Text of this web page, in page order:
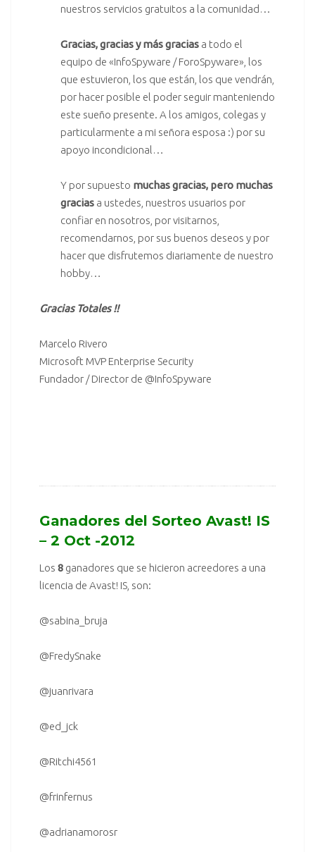
nuestros servicios gratuitos a la comunidad…
Gracias, gracias y más graciasa todo el
equipo de «InfoSpyware / ForoSpyware», los
que estuvieron, los que están, los que vendrán,
por hacer posible el poder seguir manteniendo
este sueño presente. A los amigos, colegas y
particularmente a mi señora esposa :) por su
apoyo incondicional…
Y por supuesto muchas gracias, pero muchas
graciasa ustedes, nuestros usuarios por
confiar en nosotros, por visitarnos,
recomendarnos, por sus buenos deseos y por
hacer que disfrutemos diariamente de nuestro
hobby…
Gracias Totales !!
Marcelo Rivero
Microsoft MVP Enterprise Security
Fundador / Director de @InfoSpyware
Ganadores del Sorteo Avast! IS
– 2 Oct -2012
Los 8ganadores que se hicieron acreedores a una
licencia de Avast! IS, son:
@sabina_bruja
@FredySnake
@juanrivara
@ed_jck
@Ritchi4561
@frinfernus
@adrianamorosr